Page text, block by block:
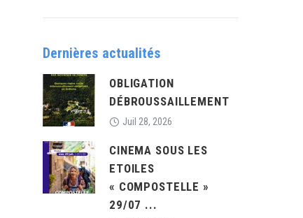
Dernières actualités
OBLIGATION
DÉBROUSSAILLEMENT
Juil 28, 2026
CINEMA SOUS LES
ETOILES
« COMPOSTELLE »
29/07 ...